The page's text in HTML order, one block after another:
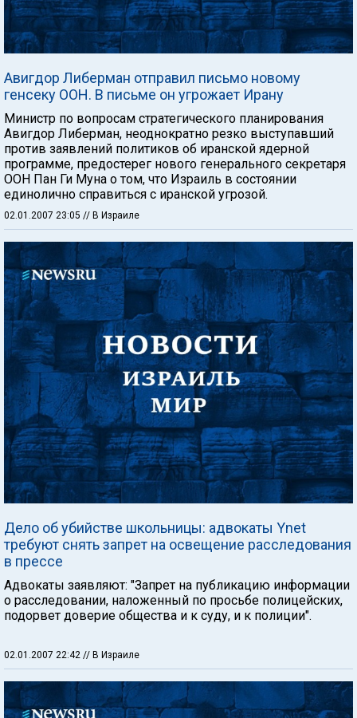
Авигдор Либерман отправил письмо новому
генсеку ООН. В письме он угрожает Ирану
Министр по вопросам стратегического планирования
Авигдор Либерман, неоднократно резко выступавший
против заявлений политиков об иранской ядерной
программе, предостерег нового генерального секретаря
ООН Пан Ги Муна о том, что Израиль в состоянии
единолично справиться с иранской угрозой.
02.01.2007 23:05 // В Израиле
Дело об убийстве школьницы: адвокаты Ynet
требуют снять запрет на освещение расследования
в прессе
Адвокаты заявляют: "Запрет на публикацию информации
о расследовании, наложенный по просьбе полицейских,
подорвет доверие общества и к суду, и к полиции".
02.01.2007 22:42 // В Израиле